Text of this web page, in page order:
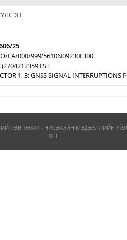
25
EA/000/999/5610N09230E300
EST
1, 3: GNSS SIGNAL INTERRUPTIONS
ТӨВ ТӨХХК - НИСЭХИЙН МЭДЭЭЛЛИЙН
ОН